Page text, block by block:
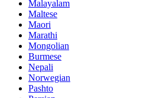
Malayalam
Maltese
Maori
Marathi
Mongolian
Burmese
Nepali
Norwegian
Pashto